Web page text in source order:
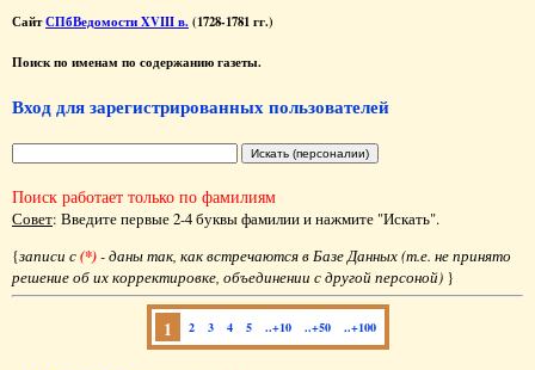
СайтСПбВедомости XVIII в. (1728-1781 гг.)
Поиск по именам по содержанию газеты.
Вход для зарегистрированных пользователей
Поиск работает только по фамилиям
Совет: Введите первые 2-4 буквы фамилии и нажмите "Искать".
{записи с(*)- даны так, как встречаются в Базе Данных (т.е. не принято
решение об их корректировке, объединении с другой персоной) }
1 2 3 4 5 ..+10 ..+50 ..+100